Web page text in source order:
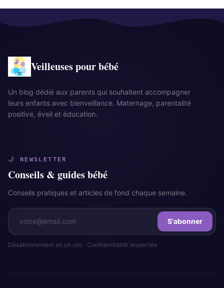
Veilleuses pour bébé
Un blog dédié aux parents qui souhaitent accompagner
leurs enfants avec bienveillance. Maternage, parentalité
positive, éveil et éducation.
🌙 NEWSLETTER
Conseils & guides bébé
Conseils pratiques et articles de fond chaque semaine.
S'abonner
Désabonnement en un clic · Confidentialité respectée